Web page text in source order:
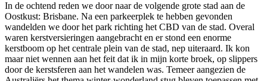
In de ochtend reden we door naar de volgende grote stad aan de
Oostkust: Brisbane. Na een parkeerplek te hebben gevonden
wandelden we door het park richting het CBD van de stad. Overal
waren kerstversieringen aangebracht en er stond een enorme
kerstboom op het centrale plein van de stad, nep uiteraard. Ik kon
maar niet wennen aan het feit dat ik in mijn korte broek, op slippers
door de kerstsferen aan het wandelen was. Temeer aangezien de